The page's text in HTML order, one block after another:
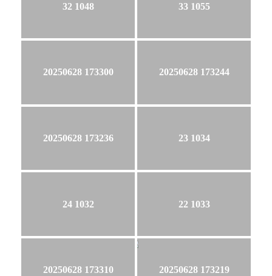
32 1048 33 1055
20250628 173300 20250628 173244
20250628 173236 23 1034
24 1032 22 1033
20250628 173310 20250628 173219